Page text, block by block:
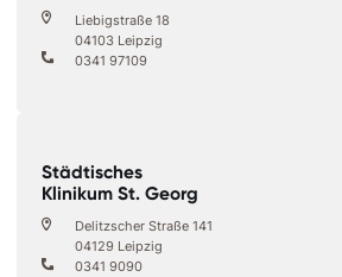
Liebigstraße 18
04103 Leipzig
0341 97109
Städtisches
Klinikum St. Georg
Delitzscher Straße 141
04129 Leipzig
0341 9090